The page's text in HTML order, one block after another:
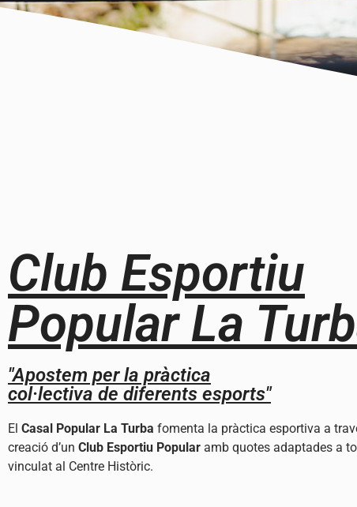
Club Esportiu
Popular La
"Apostem per la pràctica
col·lectiva de diferents esports"
El Casal Popular La Turba fomenta la pràctica esportiva a
creació d’un Club Esportiu Popular amb quotes adaptades a
vinculat al Centre Històric.